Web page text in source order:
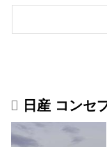
日産 コンセ